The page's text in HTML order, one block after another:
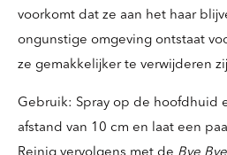
voorkomt dat ze aan het haar
ongunstige omgeving ontstaat
ze gemakkelijker te verwijderen
Gebruik: Spray op de hoofdhuid
afstand van 10 cm en laat een